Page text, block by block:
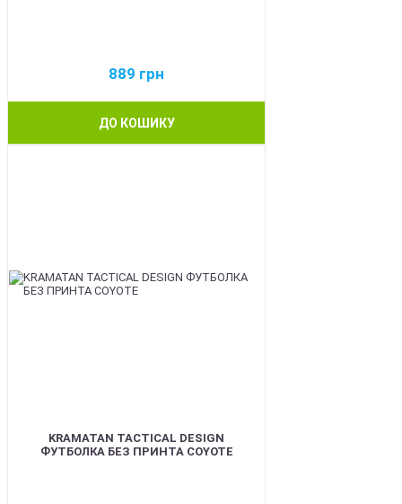
889 грн
ДО КОШИКУ
KRAMATAN TACTICAL DESIGN
ФУТБОЛКА БЕЗ ПРИНТА COYOTE